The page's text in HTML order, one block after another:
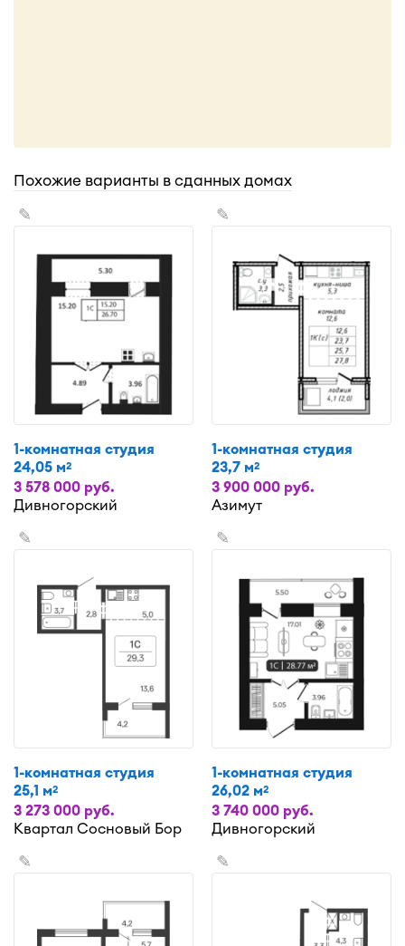
Похожие варианты в сданных домах
✎
1-комнатная студия
24,05 м2
3 578 000 руб.
Дивногорский
✎
1-комнатная студия
23,7 м2
3 900 000 руб.
Азимут
✎
1-комнатная студия
25,1 м2
3 273 000 руб.
Квартал Сосновый Бор
✎
1-комнатная студия
26,02 м2
3 740 000 руб.
Дивногорский
✎ ✎